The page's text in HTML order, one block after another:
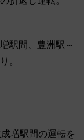
駅間、豊洲駅～
。
増駅間の運転を